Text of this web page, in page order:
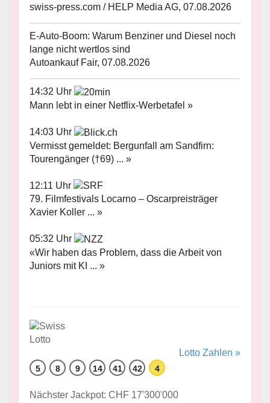
swiss-press.com / HELP Media AG, 07.08.2026
E-Auto-Boom: Warum Benziner und Diesel noch
lange nicht wertlos sind
Autoankauf Fair, 07.08.2026
14:32 Uhr
Mann lebt in einer Netflix-Werbetafel »
14:03 Uhr
Vermisst gemeldet: Bergunfall am Sandfirn:
Tourengänger (†69) ... »
12:11 Uhr
79. Filmfestivals Locarno – Oscarpreisträger
Xavier Koller ... »
05:32 Uhr
«Wir haben das Problem, dass die Arbeit von
Juniors mit KI ... »
Lotto Zahlen »
5 8 9 14 41 42 4
Nächster Jackpot: CHF 17'300'000